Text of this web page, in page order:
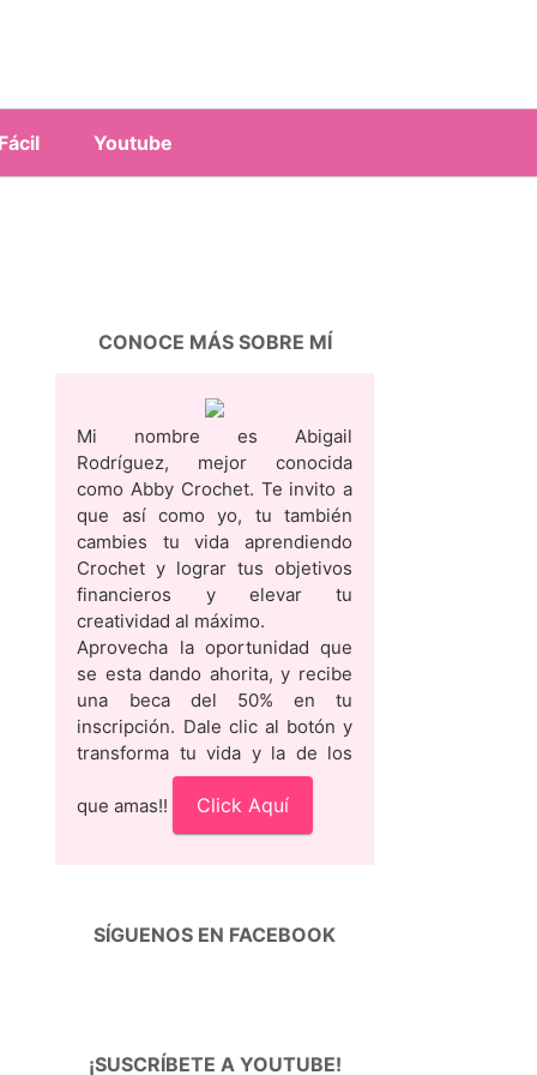
Youtube
CONOCE MÁS SOBRE MÍ
Mi nombre es Abigail
Rodríguez, mejor conocida
como Abby Crochet. Te invito a
que así como yo, tu también
cambies tu vida aprendiendo
Crochet y lograr tus objetivos
financieros y elevar tu
creatividad al máximo.
Aprovecha la oportunidad que
se esta dando ahorita, y recibe
una beca del 50% en tu
inscripción. Dale clic al botón y
transforma tu vida y la de los
que amas!! Click Aquí
SÍGUENOS EN FACEBOOK
¡SUSCRÍBETE A YOUTUBE!